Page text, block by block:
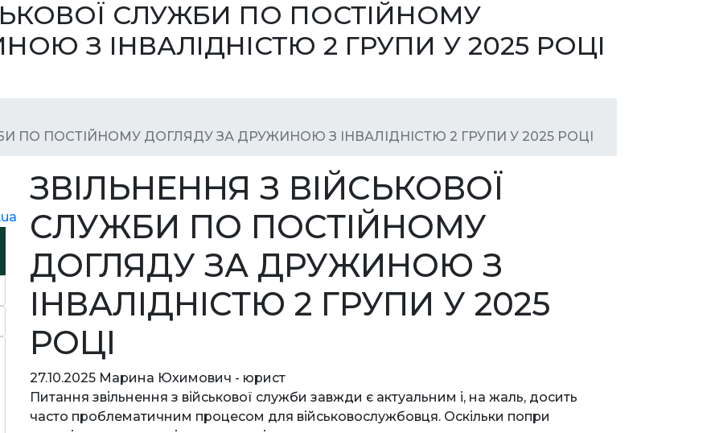
СЛУЖБИ ПО ПОСТІЙНОМУ
З ІНВАЛІДНІСТЮ 2 ГРУПИ У 2025 РОЦІ
ПО ПОСТІЙНОМУ ДОГЛЯДУ ЗА ДРУЖИНОЮ З ІНВАЛІДНІСТЮ 2 ГРУПИ У 2025 РОЦІ
ЗВІЛЬНЕННЯ З ВІЙСЬКОВОЇ
СЛУЖБИ ПО ПОСТІЙНОМУ
ДОГЛЯДУ ЗА ДРУЖИНОЮ З
ІНВАЛІДНІСТЮ 2 ГРУПИ У 2025
РОЦІ
27.10.2025 Марина Юхимович - юрист
Питання звільнення з військової служби завжди є актуальним і, на жаль, досить
часто проблематичним процесом для військовослужбовця. Оскільки попри